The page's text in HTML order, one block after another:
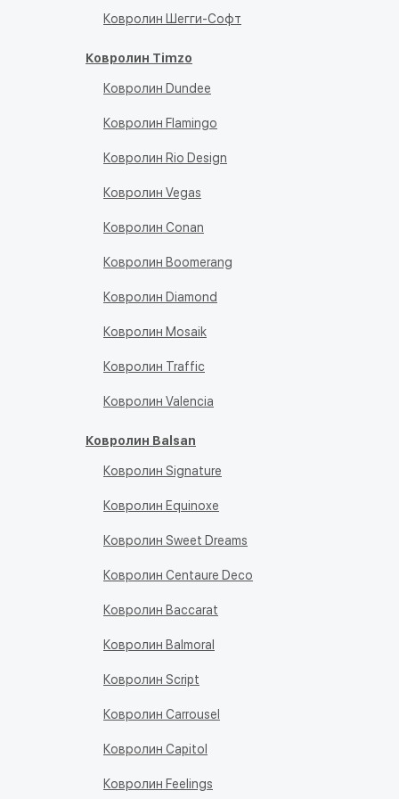
Ковролин Шегги-Софт
Ковролин Timzo
Ковролин Dundee
Ковролин Flamingo
Ковролин Rio Design
Ковролин Vegas
Ковролин Conan
Ковролин Boomerang
Ковролин Diamond
Ковролин Mosaik
Ковролин Traffic
Ковролин Valencia
Ковролин Balsan
Ковролин Signature
Ковролин Equinoxe
Ковролин Sweet Dreams
Ковролин Centaure Deco
Ковролин Baccarat
Ковролин Balmoral
Ковролин Script
Ковролин Carrousel
Ковролин Capitol
Ковролин Feelings